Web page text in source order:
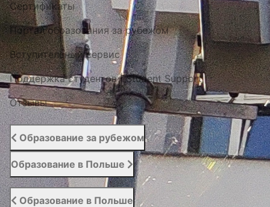
Cертификаты
Портал образования за рубежом
Вступительный сервис
Поддержка студентов | Student Support
Отзывы
Образование за рубежом
Образование в Польше
Образование в Польше